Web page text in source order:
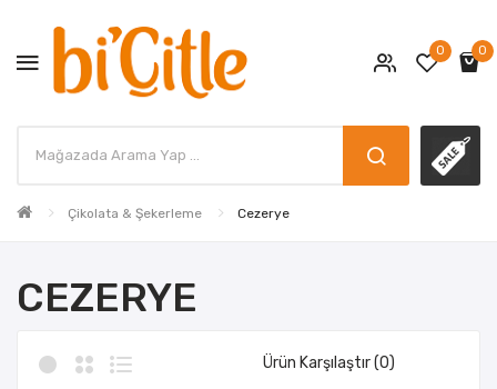
0 0
Çikolata & Şekerleme Cezerye
CEZERYE
Ürün Karşılaştır (0)